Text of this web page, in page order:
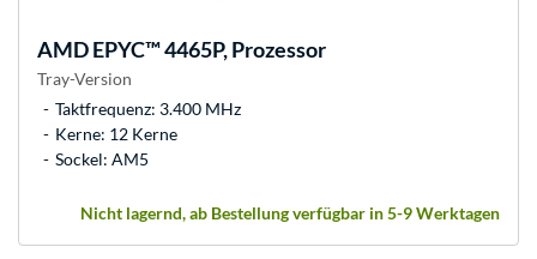
AMDEPYC™ 4465P, Prozessor
Tray-Version
Taktfrequenz: 3.400 MHz
Kerne: 12 Kerne
Sockel: AM5
Nicht lagernd, ab Bestellung verfügbar in 5-9 Werktagen